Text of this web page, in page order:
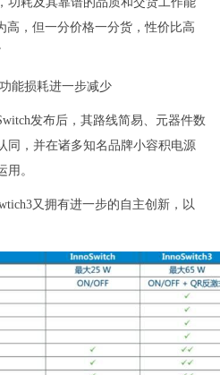
高，但一分价格一分货，性价比高
能损耗进一步减少
发布后，其路线简易、元器件数
同，并在诸多知名品牌小容积电源
。
又拥有进一步的自主创新，以